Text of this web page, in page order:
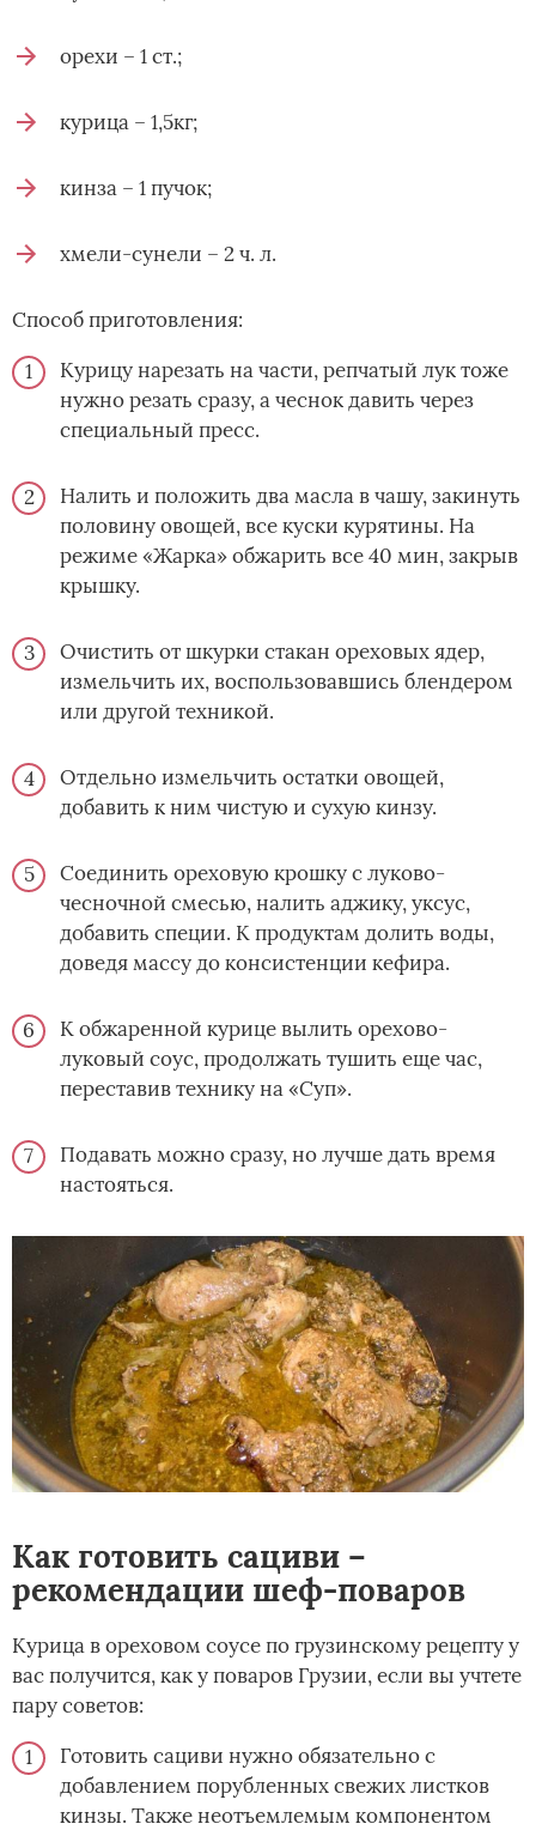
орехи – 1 ст.;
курица – 1,5кг;
кинза – 1 пучок;
хмели-сунели – 2 ч. л.
Способ приготовления:
Курицу нарезать на части, репчатый лук тоже
нужно резать сразу, а чеснок давить через
специальный пресс.
Налить и положить два масла в чашу, закинуть
половину овощей, все куски курятины. На
режиме «Жарка» обжарить все 40 мин, закрыв
крышку.
Очистить от шкурки стакан ореховых ядер,
измельчить их, воспользовавшись блендером
или другой техникой.
Отдельно измельчить остатки овощей,
добавить к ним чистую и сухую кинзу.
Соединить ореховую крошку с луково-
чесночной смесью, налить аджику, уксус,
добавить специи. К продуктам долить воды,
доведя массу до консистенции кефира.
К обжаренной курице вылить орехово-
луковый соус, продолжать тушить еще час,
переставив технику на «Суп».
Подавать можно сразу, но лучше дать время
настояться.
Как готовить сациви –
рекомендации шеф-поваров
Курица в ореховом соусе по грузинскому рецепту у
вас получится, как у поваров Грузии, если вы учтете
пару советов:
Готовить сациви нужно обязательно с
добавлением порубленных свежих листков
кинзы. Также неотъемлемым компонентом